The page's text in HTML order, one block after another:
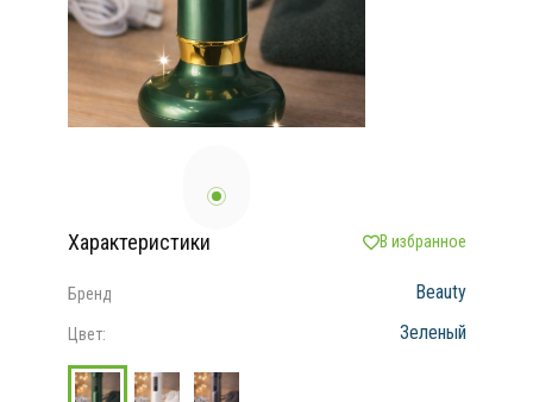
Характеристики В избранное
Бренд Beauty
Цвет: Зеленый